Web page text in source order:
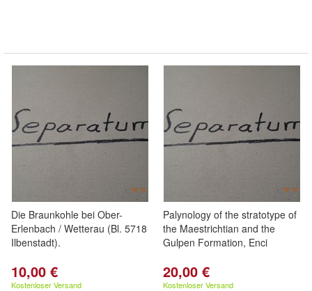
Die Braunkohle bei Ober-
Erlenbach / Wetterau (Bl. 5718
Ilbenstadt).
10,00 €
Kostenloser Versand
Palynology of the stratotype of
the Maestrichtian and the
Gulpen Formation, Enci
20,00 €
Kostenloser Versand